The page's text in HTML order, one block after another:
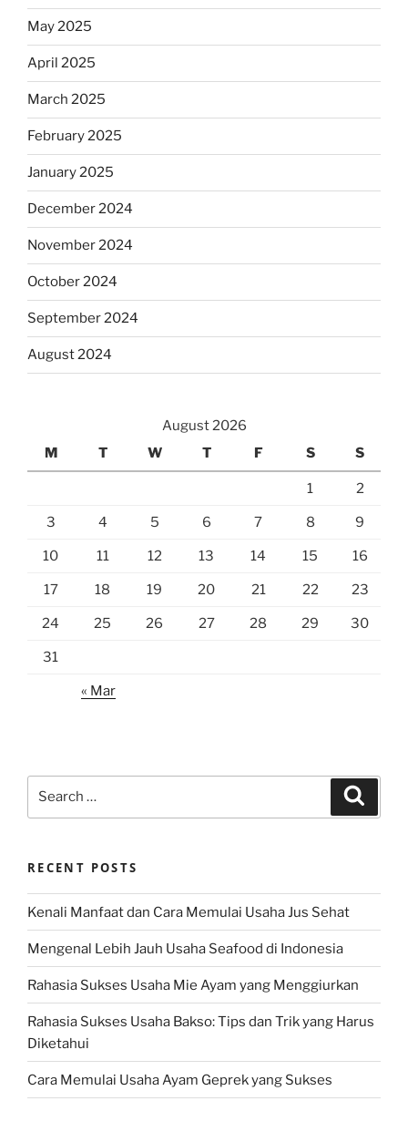
May 2025
April 2025
March 2025
February 2025
January 2025
December 2024
November 2024
October 2024
September 2024
August 2024
August 2026
M
T W T F S S
1 2
3 4 5 6 7 8 9
10 11 12 13 14 15 16
17 18 19 20 21 22 23
24 25 26 27 28 29 30
31
« Mar
RECENT POSTS
Kenali Manfaat dan Cara Memulai Usaha Jus Sehat
Mengenal Lebih Jauh Usaha Seafood di Indonesia
Rahasia Sukses Usaha Mie Ayam yang Menggiurkan
Rahasia Sukses Usaha Bakso: Tips dan Trik yang Harus
Diketahui
Cara Memulai Usaha Ayam Geprek yang Sukses